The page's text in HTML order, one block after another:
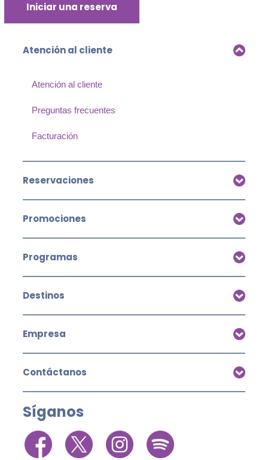
Iniciar una reserva
Atención al cliente
Atención al cliente
Preguntas frecuentes
Facturación
Reservaciones
Promociones
Programas
Destinos
Empresa
Contáctanos
Síganos